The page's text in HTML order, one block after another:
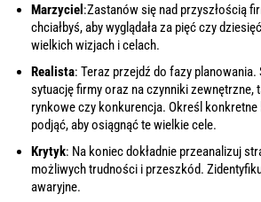
Marzyciel :Zastanów się nad przyszłością
chciałbyś, aby wyglądała za pięć czy
wielkich wizjach i celach.
Realista: Teraz przejdź do fazy planowania.
sytuację firmy oraz na czynniki zewnętrzne,
rynkowe czy konkurencja. Określ
podjąć, aby osiągnąć te wielkie cele.
Krytyk: Na koniec dokładnie przeanalizuj
możliwych trudności i przeszkód.
awaryjne.